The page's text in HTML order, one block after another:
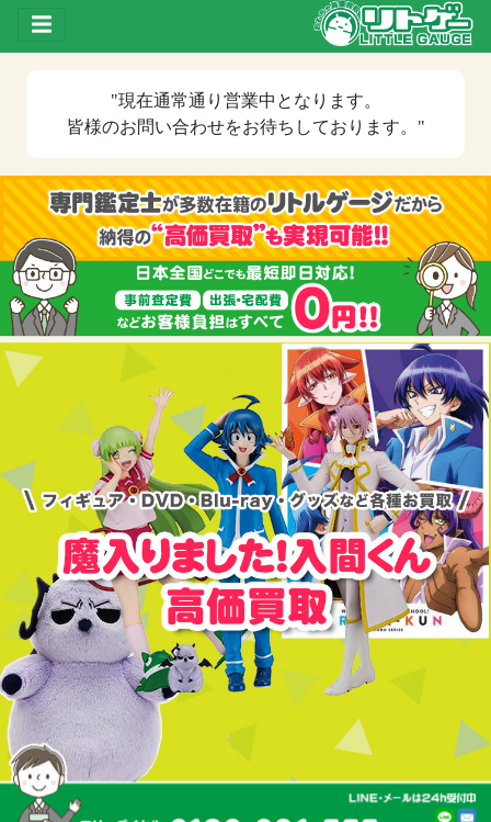
Toggle drawer
"現在通常通り営業中 となります。
皆様のお問い合わせをお待ちしております。"